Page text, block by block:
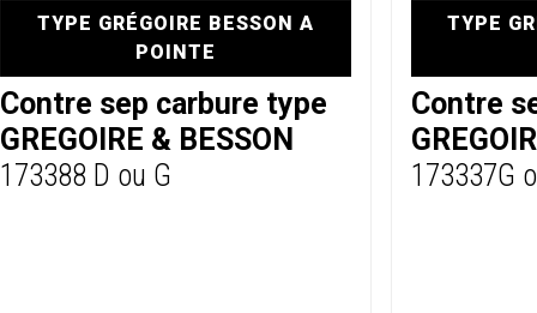
TYPE GRÉGOIRE BESSON A
POINTE
Contre sep carbure type
GREGOIRE & BESSON
173388 D ou G
TYPE
Contre
173337G